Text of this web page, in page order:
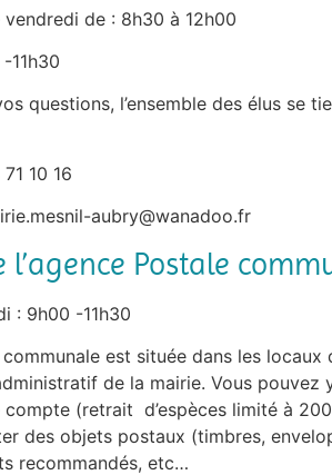
de : 8h30 à 12h00
11h30
questions, l’ensemble des élus se
10 16
aubry@wanadoo.fr
l’agence Postale
: 9h00 -11h30
communale est située dans les
de la mairie. Vous
(retrait d’espèces limité à
des objets postaux (timbres,
recommandés, etc…